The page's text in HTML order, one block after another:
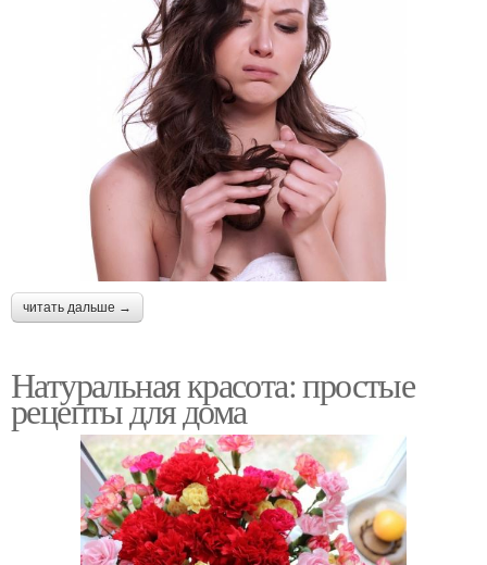
читать дальше →
Натуральная красота: простые
рецепты для дома